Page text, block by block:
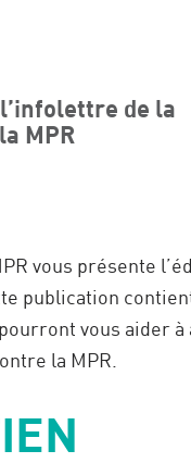
de la
MPR
vous présente
publication
vous aider à
la MPR.